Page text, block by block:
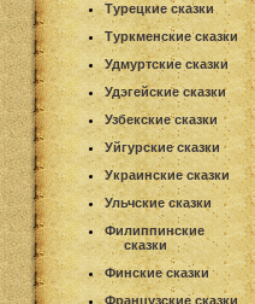
Турецкие сказки
Туркменские сказки
Удмуртские сказки
Удэгейские сказки
Узбекские сказки
Уйгурские сказки
Украинские сказки
Ульчские сказки
Филиппинские
сказки
Финские сказки
Французские сказки